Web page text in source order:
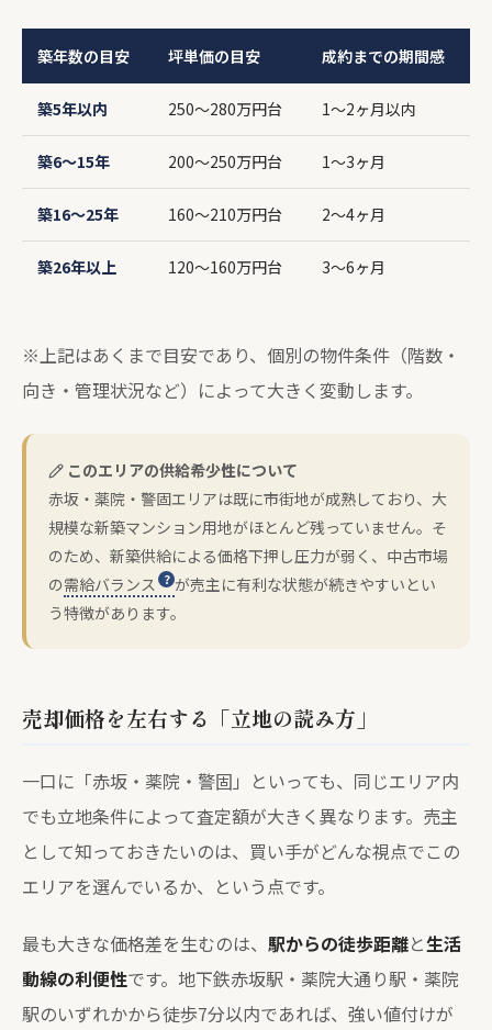
築年数の目安 坪単価の目安 成約までの期間感
築5年以内 250〜280万円台 1〜2ヶ月以内
築6〜15年 200〜250万円台 1〜3ヶ月
築16〜25年 160〜210万円台 2〜4ヶ月
築26年以上 120〜160万円台 3〜6ヶ月
※上記はあくまで目安であり、個別の物件条件（階数・
向き・管理状況など）によって大きく変動します。
このエリアの供給希少性について
赤坂・薬院・警固エリアは既に市街地が成熟しており、大
規模な新築マンション用地がほとんど残っていません。そ
のため、新築供給による価格下押し圧力が弱く、中古市場
の需給バランス
が売主に有利な状態が続きやすいとい
う特徴があります。
売却価格を左右する「立地の読み方」
一口に「赤坂・薬院・警固」といっても、同じエリア内
でも立地条件によって査定額が大きく異なります。売主
として知っておきたいのは、買い手がどんな視点でこの
エリアを選んでいるか、という点です。
最も大きな価格差を生むのは、 駅からの徒歩距離と生活
動線の利便性です。地下鉄赤坂駅・薬院大通り駅・薬院
駅のいずれかから徒歩7分以内であれば、強い値付けが